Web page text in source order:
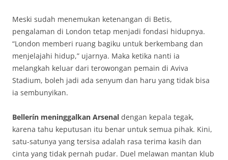
Meski sudah menemukan ketenangan di Betis,
pengalaman di London tetap menjadi fondasi hidupnya.
“London memberi ruang bagiku untuk berkembang dan
menjelajahi hidup,” ujarnya. Maka ketika nanti ia
melangkah keluar dari terowongan pemain di Aviva
Stadium, boleh jadi ada senyum dan haru yang tidak bisa
ia sembunyikan.
Bellerín meninggalkan Arsenal dengan kepala tegak,
karena tahu keputusan itu benar untuk semua pihak. Kini,
satu-satunya yang tersisa adalah rasa terima kasih dan
cinta yang tidak pernah pudar. Duel melawan mantan klub